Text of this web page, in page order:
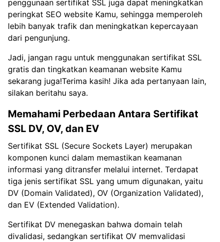
penggunaan sertifikat SSL juga dapat meningkatkan
peringkat SEO website Kamu, sehingga memperoleh
lebih banyak trafik dan meningkatkan kepercayaan
dari pengunjung.
Jadi, jangan ragu untuk menggunakan sertifikat SSL
gratis dan tingkatkan keamanan website Kamu
sekarang juga!Terima kasih! Jika ada pertanyaan lain,
silakan beritahu saya.
Memahami Perbedaan Antara Sertifikat
SSL DV, OV, dan EV
Sertifikat SSL (Secure Sockets Layer) merupakan
komponen kunci dalam memastikan keamanan
informasi yang ditransfer melalui internet. Terdapat
tiga jenis sertifikat SSL yang umum digunakan, yaitu
DV (Domain Validated), OV (Organization Validated),
dan EV (Extended Validation).
Sertifikat DV menegaskan bahwa domain telah
divalidasi, sedangkan sertifikat OV memvalidasi